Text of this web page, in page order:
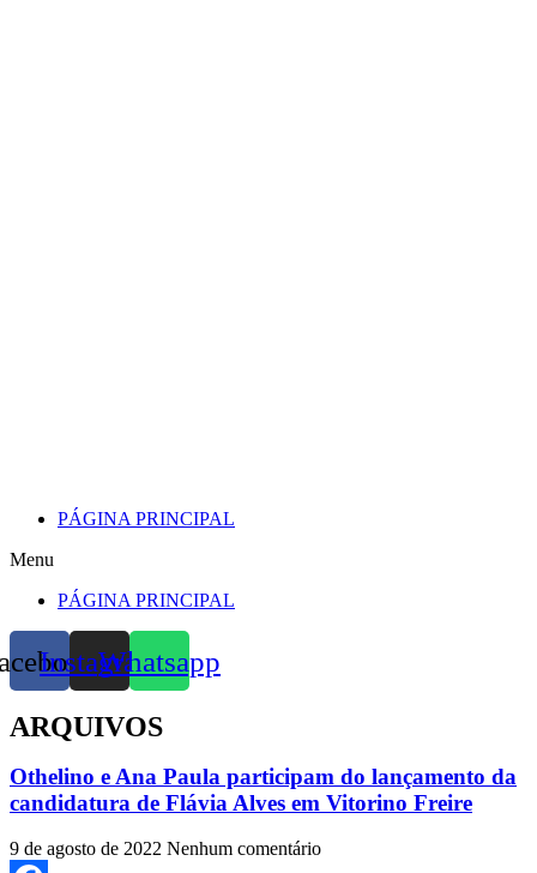
PÁGINA PRINCIPAL
Menu
PÁGINA PRINCIPAL
InstagramWhatsapp
ARQUIVOS
Othelino e Ana Paula participam do lançamento da
candidatura de Flávia Alves em Vitorino Freire
9 de agosto de 2022 Nenhum comentário